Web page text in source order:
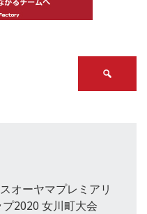
オーヤマプレミアリ
2020 女川町大会